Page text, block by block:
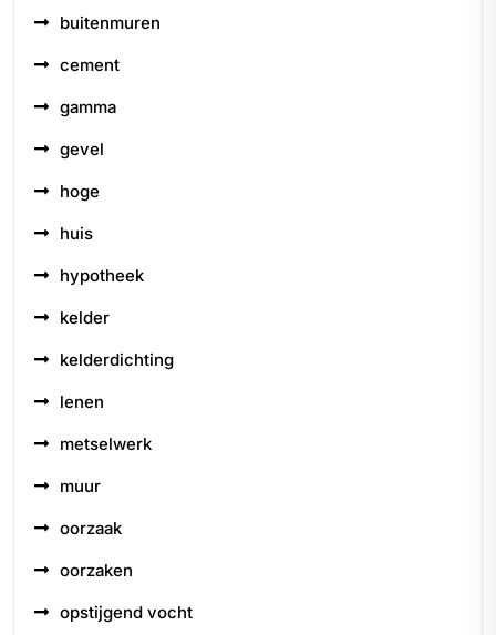
buitenmuren
cement
gamma
gevel
hoge
huis
hypotheek
kelder
kelderdichting
lenen
metselwerk
muur
oorzaak
oorzaken
opstijgend vocht